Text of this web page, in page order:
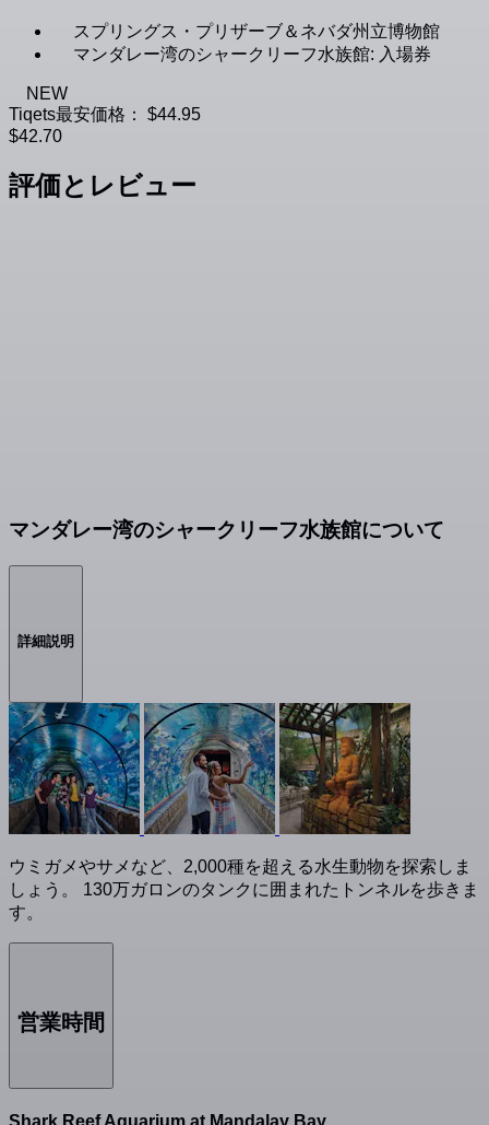
スプリングス・プリザーブ＆ネバダ州立博物館
マンダレー湾のシャークリーフ水族館: 入場券
NEW
Tiqets最安価格：
$44.95
$42.70
評価とレビュー
マンダレー湾のシャークリーフ水族館について
詳細説明
ウミガメやサメなど、2,000種を超える水生動物を探索しま
しょう。 130万ガロンのタンクに囲まれたトンネルを歩きま
す。
営業時間
Shark Reef Aquarium at Mandalay Bay